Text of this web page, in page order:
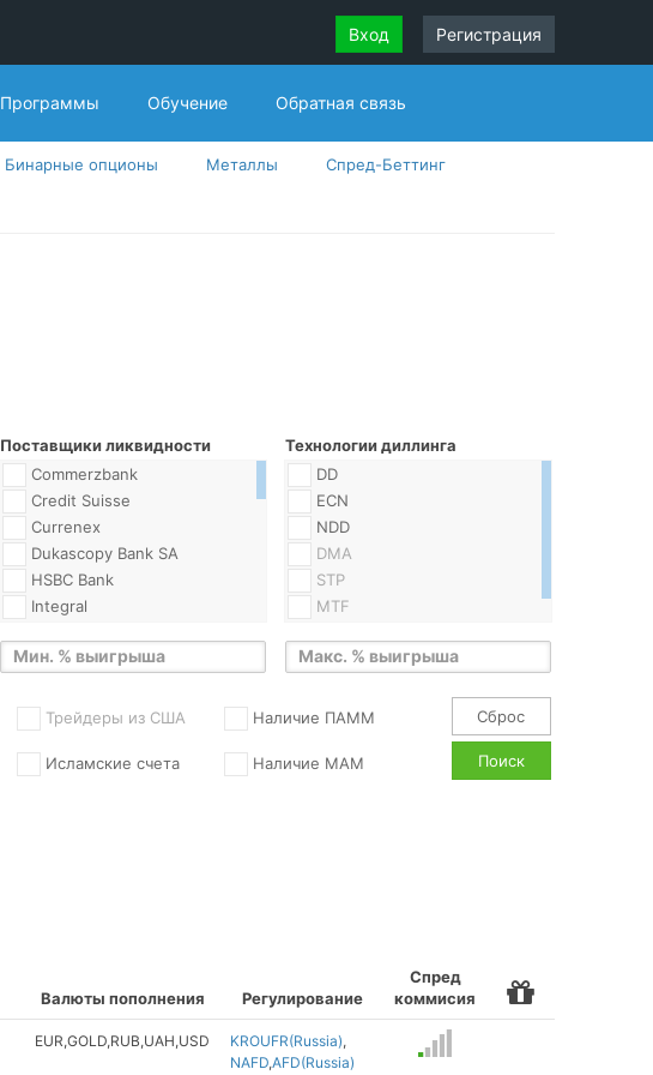
Вход Регистрация
Программы Обучение Обратная связь
Бинарные опционы Металлы Спред-Беттинг
Поставщики ликвидности
Commerzbank
Credit Suisse
Currenex
Dukascopy Bank SA
HSBC Bank
Integral
Nomura Bank
BNP Paribas
Bank of America(BOA)
Citibank
Deutsche Bank
Divisa Capital (DCFX)
Технологии диллинга
DD
ECN
NDD
DMA
STP
MTF
Трейдеры из США
Исламские счета
Наличие ПАММ
Наличие MAM
Сброс
Поиск
Валюты пополнения Регулирование
Спред
коммисия
EUR GOLD RUB UAH USD
KROUFR(Russia)
NAFD AFD(Russia)